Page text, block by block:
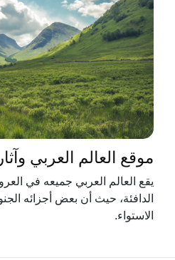
موقع العالم العربي
يقع العالم العربي جميعه في
الدافئة، حيث أن بعض أجزائه
الاستواء.